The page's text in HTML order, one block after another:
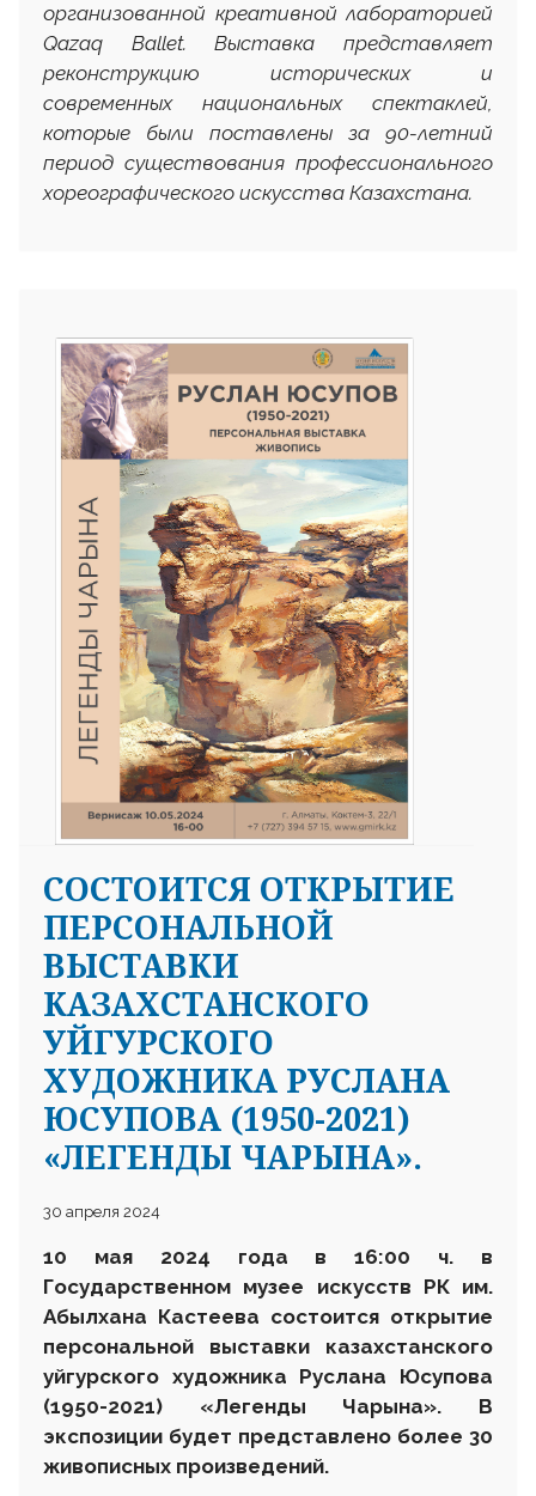
организованной креативной лабораторией
Qazaq
Ballet. Выставка представляет
реконструкцию исторических и
современных национальных спектаклей,
которые были поставлены за 90-летний
период существования профессионального
хореографического искусства Казахстана.
CОСТОИТСЯ ОТКРЫТИЕ
ПЕРСОНАЛЬНОЙ
ВЫСТАВКИ
КАЗАХСТАНСКОГО
УЙГУРСКОГО
ХУДОЖНИКА РУСЛАНА
ЮСУПОВА (1950-2021)
«ЛЕГЕНДЫ ЧАРЫНА».
30 апреля 2024
10 мая 2024 года в 16:00 ч. в
Государственном музее искусств РК им.
Абылхана Кастеева состоится открытие
персональной выставки казахстанского
уйгурского художника Руслана Юсупова
(1950-2021) «Легенды Чарына». В
экспозиции будет представлено более 30
живописных произведений.